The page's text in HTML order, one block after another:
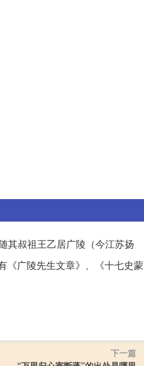
其叔祖王乙居广陵（今江苏扬
《广陵先生文章》、《十七史蒙
下一篇